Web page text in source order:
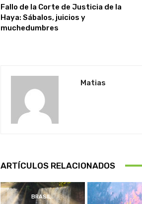
Fallo de la Corte de Justicia de la
Haya: Sábalos, juicios y
muchedumbres
Matias
ARTÍCULOS RELACIONADOS
BRASIL